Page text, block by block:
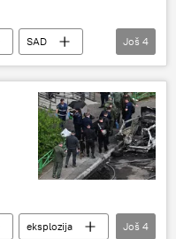
SAD
Svet
Još 4
eksplozija
Još 4